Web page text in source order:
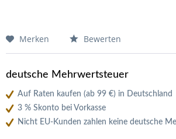
Merken Bewerten
deutsche Mehrwertsteuer
Auf Raten kaufen (ab 99 €) in Deutschland
3 % Skonto bei Vorkasse
Nicht EU-Kunden zahlen keine deutsche